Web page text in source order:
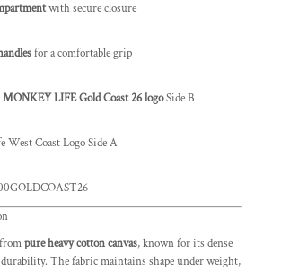
with secure closure
for a comfortable grip
LIFE Gold Coast 26 logoSide B
West Coast Logo Side A
pure heavy cotton canvas, known for its dense
durability. The fabric maintains shape under weight,